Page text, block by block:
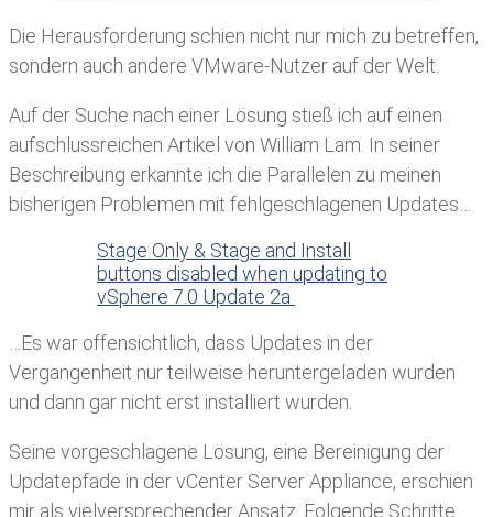
Die Herausforderung schien nicht nur mich zu betreffen,
sondern auch andere VMware-Nutzer auf der Welt.
Auf der Suche nach einer Lösung stieß ich auf einen
aufschlussreichen Artikel von William Lam. In seiner
Beschreibung erkannte ich die Parallelen zu meinen
bisherigen Problemen mit fehlgeschlagenen Updates…
Stage Only & Stage and Install
buttons disabled when updating to
vSphere 7.0 Update 2a
…Es war offensichtlich, dass Updates in der
Vergangenheit nur teilweise heruntergeladen wurden
und dann gar nicht erst installiert wurden.
Seine vorgeschlagene Lösung, eine Bereinigung der
Updatepfade in der vCenter Server Appliance, erschien
mir als vielversprechender Ansatz. Folgende Schritte